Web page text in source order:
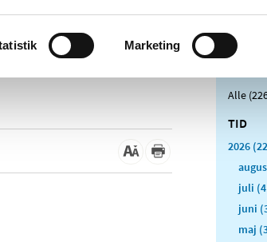
Marketing
Alle
TID
2026
juli
juni
maj